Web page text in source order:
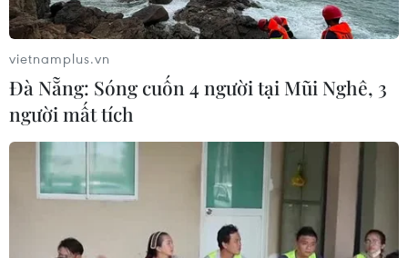
vietnamplus.vn
Đà Nẵng: Sóng cuốn 4 người tại Mũi Nghê, 3
người mất tích